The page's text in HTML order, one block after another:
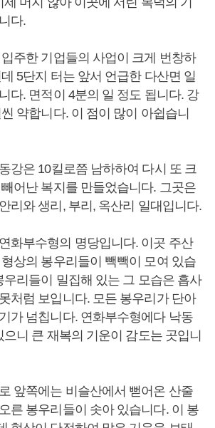
다.
주한 기업들의 사업이 크게 번창하
5단지 터는 앞서 언급한 다산면 일
다. 면적이 4분의 일 정도 됩니다. 강
약합니다. 이 점이 많이 아쉽습니
강은 10킬로쯤 남하하여 다시 또 크
어난 복지를 만들었습니다. 그곳은
리와 생리, 부리, 옥산리 일대입니다.
화부수형의 명당입니다. 이곳 주산
상의 봉우리들이 빽빽이 모여 있습
우리들이 밀집해 있는 그 모습은 흡사
처럼 보입니다. 모든 봉우리가 단아
가 넘칩니다. 연화부수형에다 낙동
니 큰 재복의 기운이 감도는 곳입니
앞쪽에는 비슬산에서 뻗어온 산줄
른 봉우리들이 솟아 있습니다. 이 봉